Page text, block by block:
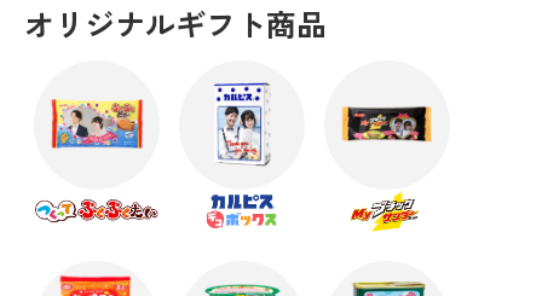
オリジナルギフト商品